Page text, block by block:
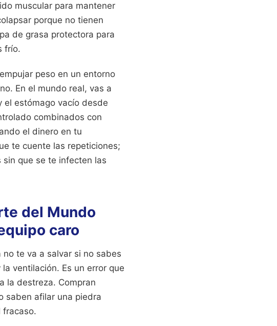
muscular para mantener
porque no tienen
de grasa protectora para
frío.
peso en un entorno
En el mundo real, vas a
el estómago vacío desde
combinados con
el dinero en tu
te cuente las repeticiones;
que se te infecten las
del Mundo
caro
te va a salvar si no sabes
ventilación. Es un error que
la destreza. Compran
saben afilar una piedra
fracaso.